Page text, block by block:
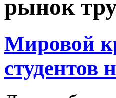
рынок
Мировой
студентов